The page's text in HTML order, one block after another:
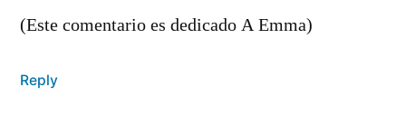
(Este comentario es dedicado A Emma)
Reply